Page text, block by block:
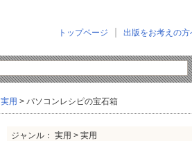
トップページ 出版をお考えの方
実用 > パソコンレシピの宝石箱
ジャンル： 実用 > 実用